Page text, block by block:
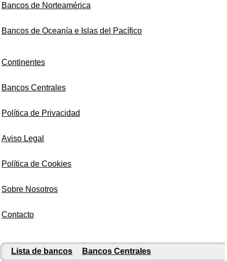
Bancos de Norteamérica
Bancos de Oceanía e Islas del Pacífico
Continentes
Bancos Centrales
Política de Privacidad
Aviso Legal
Política de Cookies
Sobre Nosotros
Contacto
Lista de bancos Bancos Centrales